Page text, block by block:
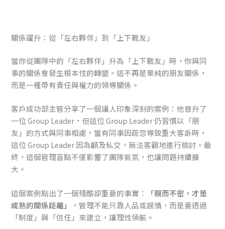
關係躍升：從「左右夥伴」到「上下戰友」
當你從團隊中的「左右夥伴」升為「上下戰友」時，你與同
事的關係會發生根本性的轉變。這不再是單純的朋友關係，
而是一種帶有責任與權力的領導關係。
客戶成功部主管分享了一個讓人印象深刻的案例：他晉升了
一位 Group Leader，但這位 Group Leader 仍習慣以「朋
友」的方式與同事相處，當有同事因疏忽導致重大客訴時，
這位 Group Leader 因為顧及私交，無法客觀地進行檢討。最
終，這個管理盲點不僅影響了團隊氣氛，也讓問題持續擴
大。
這個案例點出了一個殘酷卻重要的事實：
「親而不密，才是
成熟的關係距離」
，管理不能只靠人品或感情，而是要透過
「制度」與「信任」來建立，讓理性領航。